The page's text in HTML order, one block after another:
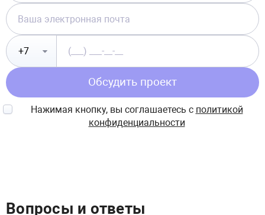
Обсудить проект
Нажимая кнопку, вы соглашаетесь с политикой
конфиденциальности
Вопросы и ответы